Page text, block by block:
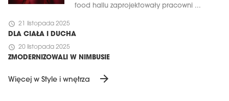
food hallu zaprojektowały pracowni ...
schedule 21 listopada 2025
DLA CIAŁA I DUCHA
schedule 20 listopada 2025
ZMODERNIZOWALI W NIMBUSIE
Więcej w Style i wnętrza arrow_forward